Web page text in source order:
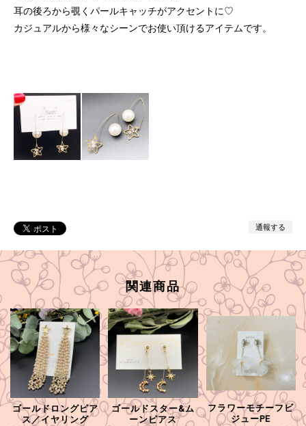
耳の後ろから覗くパールキャッチがアクセントに♡
カジュアルから様々なシーンでお使い頂けるアイテムです。
通報する
関連商品
ゴールドロングピア
ス／イヤリング
ゴールドスター&ム
ーンピアス
フラワーモチーフビ
ジューPE